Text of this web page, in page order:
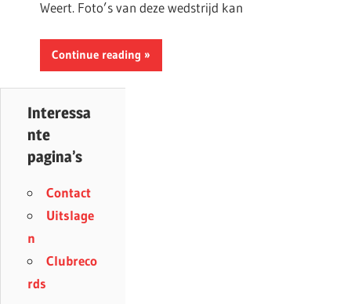
Weert. Foto’s van deze wedstrijd kan
Continue reading
Interessa
nte
pagina’s
Contact
Uitslage
n
Clubreco
rds